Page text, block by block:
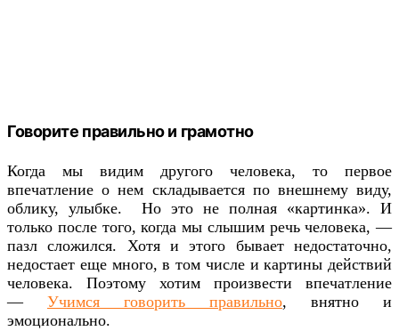
Говорите правильно и грамотно
Когда мы видим другого человека, то первое
впечатление о нем складывается по внешнему виду,
облику, улыбке. Но это не полная «картинка». И
только после того, когда мы слышим речь человека, —
пазл сложился. Хотя и этого бывает недостаточно,
недостает еще много, в том числе и картины действий
человека. Поэтому хотим произвести впечатление
— Учимся говорить правильно, внятно и
эмоционально.